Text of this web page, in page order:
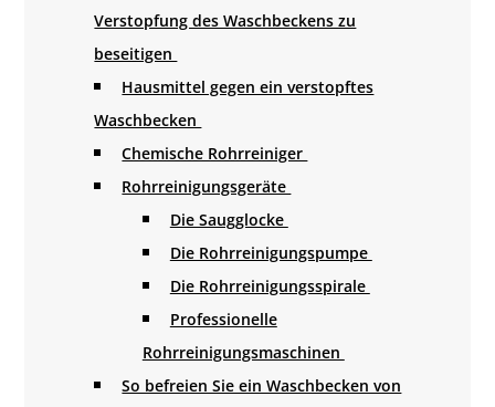
Verstopfung des Waschbeckens zu
beseitigen
Hausmittel gegen ein verstopftes
Waschbecken
Chemische Rohrreiniger
Rohrreinigungsgeräte
Die Saugglocke
Die Rohrreinigungspumpe
Die Rohrreinigungsspirale
Professionelle
Rohrreinigungsmaschinen
So befreien Sie ein Waschbecken von